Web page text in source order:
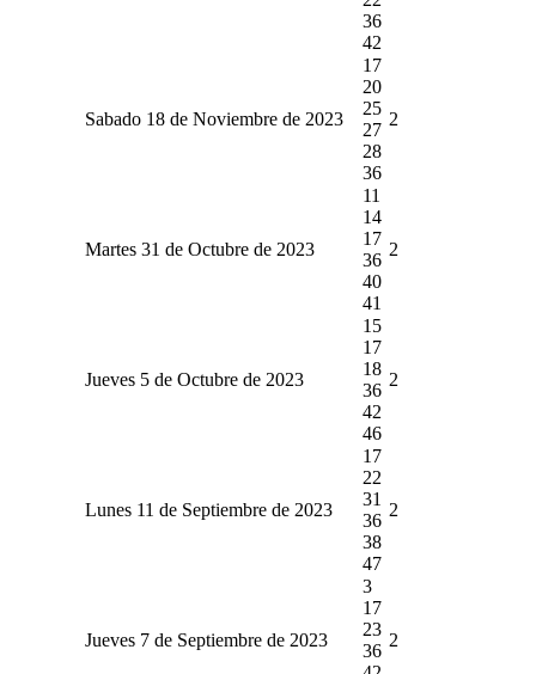
36
42
Sabado 18 de Noviembre de 2023
17
20
25
27
28
36
2
Martes 31 de Octubre de 2023
11
14
17
36
40
41
2
Jueves 5 de Octubre de 2023
15
17
18
36
42
46
2
Lunes 11 de Septiembre de 2023
17
22
31
36
38
47
2
Jueves 7 de Septiembre de 2023
3
17
23
36
2